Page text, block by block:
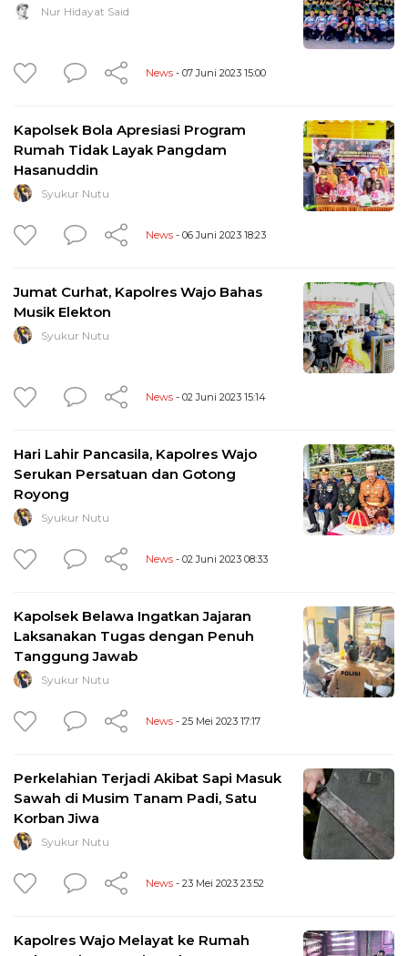
Nur Hidayat Said
News - 07 Juni 2023 15:00
Kapolsek Bola Apresiasi Program
Rumah Tidak Layak Pangdam
Hasanuddin
Syukur Nutu
News - 06 Juni 2023 18:23
Jumat Curhat, Kapolres Wajo Bahas
Musik Elekton
Syukur Nutu
News - 02 Juni 2023 15:14
Hari Lahir Pancasila, Kapolres Wajo
Serukan Persatuan dan Gotong
Royong
Syukur Nutu
News - 02 Juni 2023 08:33
Kapolsek Belawa Ingatkan Jajaran
Laksanakan Tugas dengan Penuh
Tanggung Jawab
Syukur Nutu
News - 25 Mei 2023 17:17
Perkelahian Terjadi Akibat Sapi Masuk
Sawah di Musim Tanam Padi, Satu
Korban Jiwa
Syukur Nutu
News - 23 Mei 2023 23:52
Kapolres Wajo Melayat ke Rumah